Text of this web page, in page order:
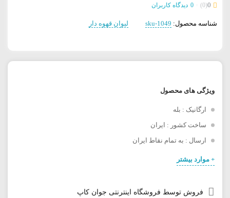
0
(0)
0 دیدگاه کاربران
شناسه محصول: sku-1049 لیوان قهوه دار
ویژگی های محصول
ارگانیک : بله
ساخت کشور : ایران
ارسال : به تمام نقاط ایران
+ موارد بیشتر
فروش توسط فروشگاه اینترنتی جوان کاپ